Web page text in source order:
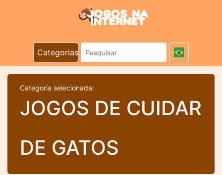
Categorias
Categoria selecionada:
JOGOS DE CUIDAR
DE GATOS